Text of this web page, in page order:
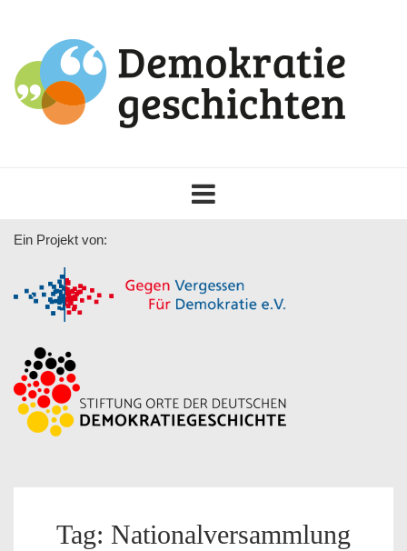
navigation
Ein Projekt von:
Tag: Nationalversammlung